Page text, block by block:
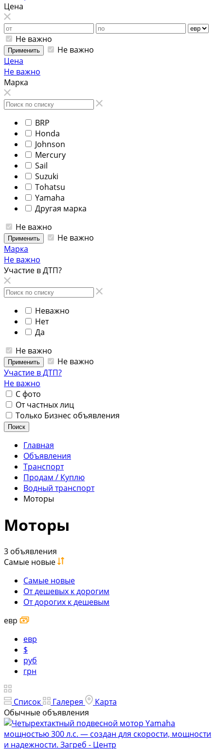
Цена
Не важно
Применить
Не важно
Цена
Не важно
Марка
BRP
Honda
Johnson
Mercury
Sail
Suzuki
Tohatsu
Yamaha
Другая марка
Не важно
Применить
Не важно
Марка
Не важно
Участие в ДТП?
Неважно
Нет
Да
Не важно
Применить
Не важно
Участие в ДТП?
Не важно
С фото
От частных лиц
Только Бизнес объявления
Поиск
Главная
Объявления
Транспорт
Продам / Куплю
Водный транспорт
Моторы
Моторы
3 объявления
Самые новые
Самые новые
От дешевых к дорогим
От дорогих к дешевым
евр
евр
$
руб
грн
Список Галерея
Карта
Обычные объявления